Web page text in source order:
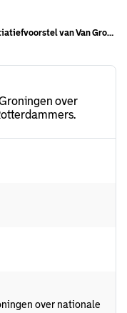
over nationale vuurwerk voor en door Rotterdammers. Veilige jaarwisseling in Rotterdam
over
over nationale